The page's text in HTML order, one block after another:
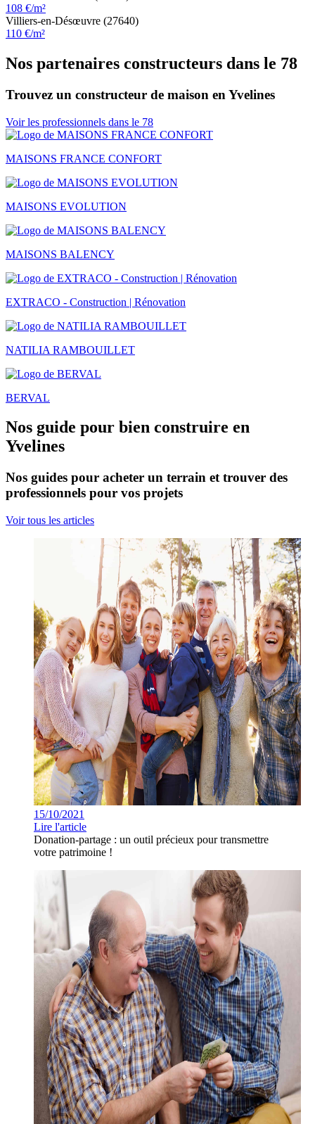
108 €/m²
Villiers-en-Désœuvre (27640)
110 €/m²
Nos partenaires constructeurs dans le 78
Trouvez un constructeur de maison en Yvelines
Voir les professionnels dans le 78
MAISONS FRANCE CONFORT
MAISONS EVOLUTION
MAISONS BALENCY
EXTRACO - Construction | Rénovation
NATILIA RAMBOUILLET
BERVAL
Nos guide pour bien construire en
Yvelines
Nos guides pour acheter un terrain et trouver des
professionnels pour vos projets
Voir tous les articles
15/10/2021
Lire l'article
Donation-partage : un outil précieux pour transmettre
votre patrimoine !